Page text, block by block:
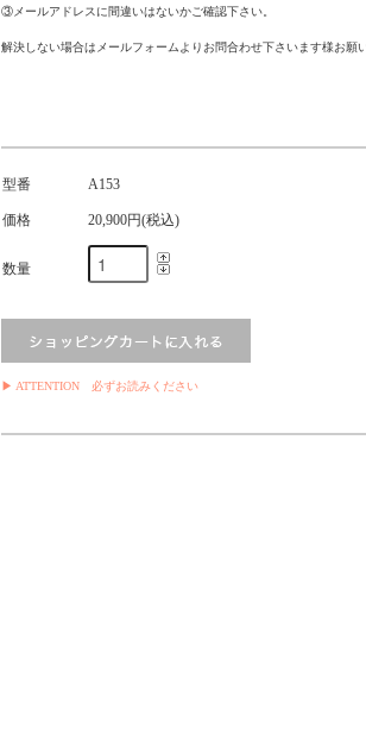
③メールアドレスに間違いはないかご確認下さい。
解決しない場合はメールフォームよりお問合わせ下さいます様お願
型番 A153
価格 20,900円(税込)
数量
▶ ATTENTION 必ずお読みください